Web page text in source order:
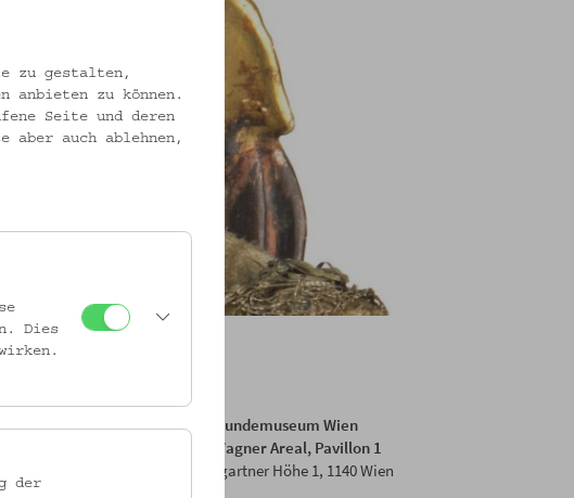
Volkskundemuseum Wien
Otto Wagner Areal, Pavillon 1
Baumgartner Höhe 1, 1140 Wien
zu gestalten,
anbieten zu können.
Seite und deren
aber auch ablehnen,
Dies
der